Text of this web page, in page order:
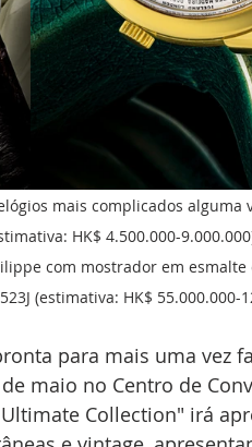
mais complicados alguma
HK$ 4.500.000-
com mostrador em
(estimativa: HK$ 55.000.000-
para mais uma vez
maio no Centro de
Collection" irá